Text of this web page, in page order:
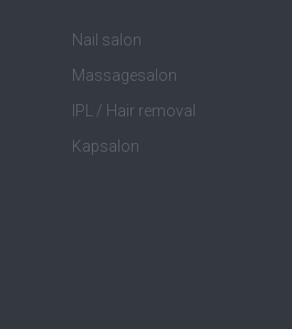
Nail salon
Massagesalon
IPL / Hair removal
Kapsalon